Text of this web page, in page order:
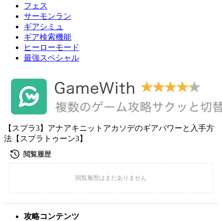
フェス
サーモンラン
ギアシミュ
ギア検索機能
ヒーローモード
最強スペシャル
【スプラ3】アナアキニットアカソデのギアパワーと入手方
法【スプラトゥーン3】
攻略コンテンツ